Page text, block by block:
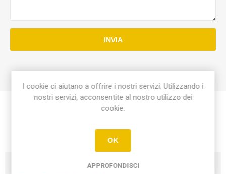
INVIA
I cookie ci aiutano a offrire i nostri servizi. Utilizzando i
nostri servizi, acconsentite al nostro utilizzo dei
cookie.
OK
APPROFONDISCI